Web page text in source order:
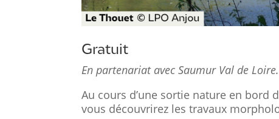
Gratuit
En partenariat avec Saumur Val de Loire.
Au cours d’une sortie nature en bord
vous découvrirez les travaux